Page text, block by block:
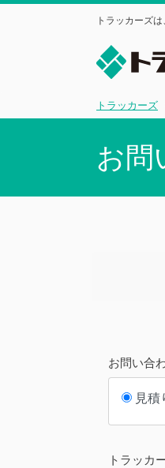
トラッカーズ
トラッカーズ
お問
お問い合
見積
トラッカ